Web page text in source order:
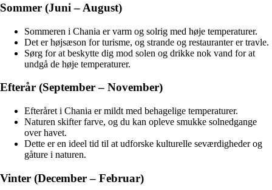
Sommer (Juni – August)
Sommeren i Chania er varm og solrig med høje temperaturer.
Det er højsæson for turisme, og strande og restauranter er travle.
Sørg for at beskytte dig mod solen og drikke nok vand for at
undgå de høje temperaturer.
Efterår (September – November)
Efteråret i Chania er mildt med behagelige temperaturer.
Naturen skifter farve, og du kan opleve smukke solnedgange
over havet.
Dette er en ideel tid til at udforske kulturelle seværdigheder og
gåture i naturen.
Vinter (December – Februar)